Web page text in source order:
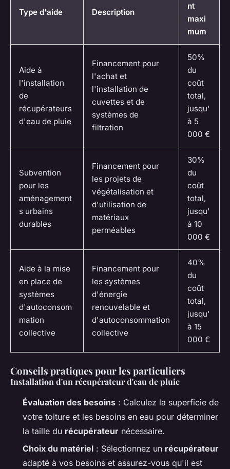
Type d'aide Description
nt
maxi
mum
Aide à
l'installation
de
récupérateurs
d'eau de pluie
Financement pour
l'achat et
l'installation de
cuvettes et de
systèmes de
filtration
50%
du
coût
total,
jusqu'
à 5
000 €
Subvention
pour les
aménagement
s urbains
durables
Financement pour
les projets de
végétalisation et
d'utilisation de
matériaux
perméables
30%
du
coût
total,
jusqu'
à 10
000 €
Aide à la mise
en place de
systèmes
d'autoconsom
mation
collective
Financement pour
les systèmes
d'énergie
renouvelable et
d'autoconsommation
collective
40%
du
coût
total,
jusqu'
à 15
000 €
Conseils pratiques pour les particuliers
Installation d'un récupérateur d'eau de pluie
Évaluation des besoins : Calculez la superficie de
votre toiture et les besoins en eau pour déterminer
la taille du récupérateur nécessaire.
Choix du matériel : Sélectionnez un récupérateur
adapté à vos besoins et assurez-vous qu'il est